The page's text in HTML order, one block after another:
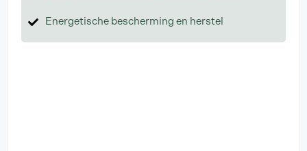
Energetische bescherming en herstel